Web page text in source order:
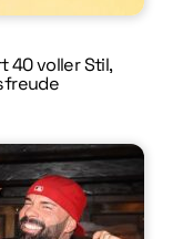
40 voller Stil,